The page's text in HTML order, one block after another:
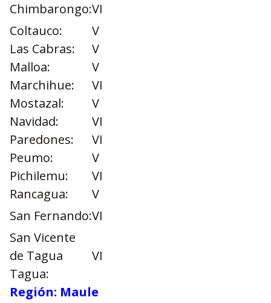
Chimbarongo:VI
Coltauco:
V
Las Cabras:
V
Malloa:
V
Marchihue:
VI
Mostazal:
V
Navidad:
VI
Paredones:
VI
Peumo:
V
Pichilemu:
VI
Rancagua:
V
San Fernando:VI
San Vicente
de Tagua
Tagua:
VI
Región: Maule